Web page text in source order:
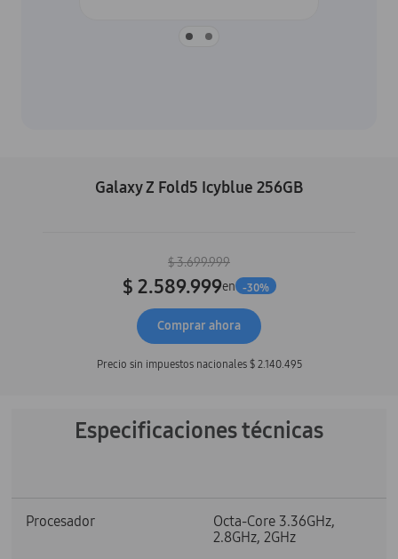
Galaxy Z Fold5 Icyblue 256GB
$ 3.699.999
$ 2.589.999en -30%
Comprar ahora
Precio sin impuestos nacionales$ 2.140.495
Especificaciones técnicas
Procesador
Octa-Core 3.36GHz,
2.8GHz, 2GHz